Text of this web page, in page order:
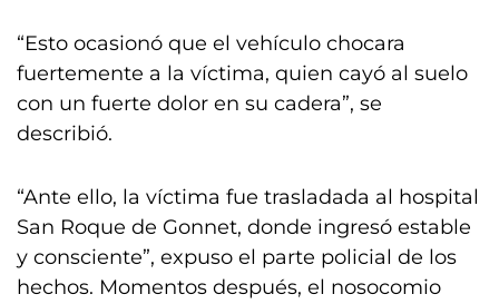
“Esto ocasionó que el vehículo chocara
fuertemente a la víctima, quien cayó al suelo
con un fuerte dolor en su cadera”, se
describió.
“Ante ello, la víctima fue trasladada al hospital
San Roque de Gonnet, donde ingresó estable
y consciente”, expuso el parte policial de los
hechos. Momentos después, el nosocomio